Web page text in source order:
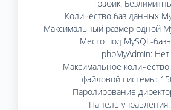
Трафик:
Количество баз данных
Максимальный размер одной
Место под MySQL-
phpMyAdmin: Нет
Максимальное
файловой системы:
Паролирование
Панель